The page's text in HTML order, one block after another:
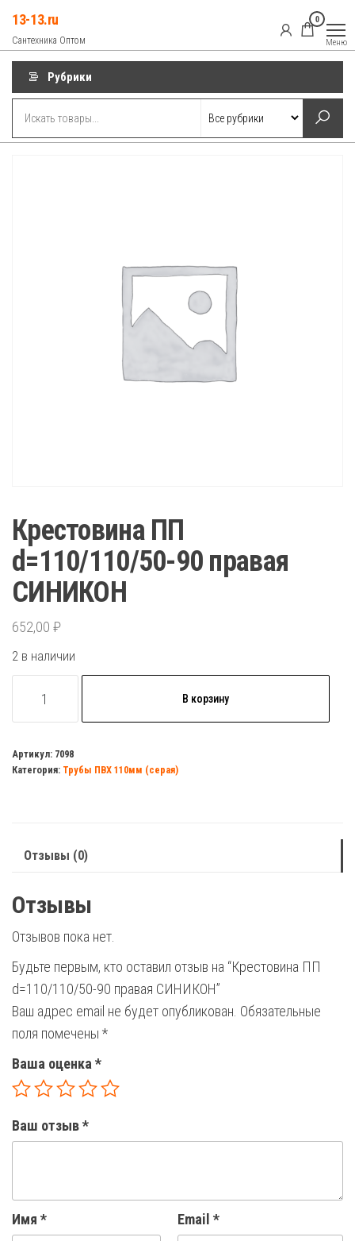
содержимому
13-13.ru
Сантехника Оптом
0
Меню
Рубрики
Крестовина ПП
d=110/110/50-90 правая
СИНИКОН
652,00 ₽
2 в наличии
товара
ПП
d=110/110/50-
В корзину
Артикул: 7098
Категория: Трубы ПВХ 110мм (серая)
Отзывы (0)
Отзывы
Отзывов пока нет.
Будьте первым, кто оставил отзыв на “Крестовина ПП
d=110/110/50-90 правая СИНИКОН”
Ваш адрес email не будет опубликован. Обязательные
поля помечены *
Ваша оценка *
Ваш отзыв*
Имя * Email *